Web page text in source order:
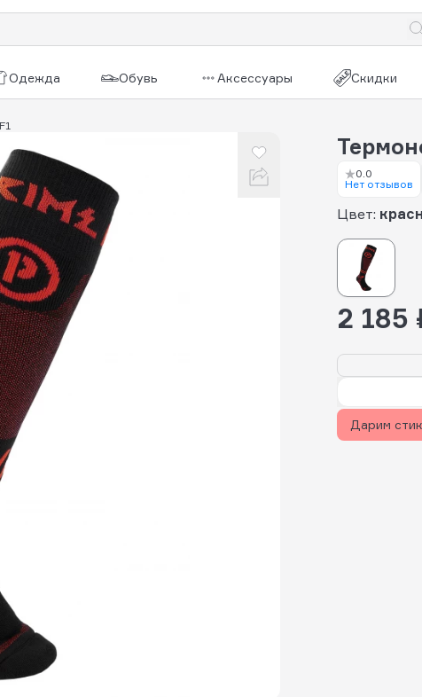
Одежда Обувь Аксессуары Скидки
0.0
Нет отзывов
Цвет:
2 185
Дарим